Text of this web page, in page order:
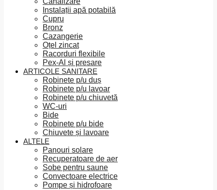
Instalații apă potabilă
Cupru
Bronz
Cazangerie
Oțel zincat
Racorduri flexibile
Pex-Al și presare
ARTICOLE SANITARE
Robinete p/u duș
Robinete p/u lavoar
Robinete p/u chiuvetă
WC-uri
Bide
Robinete p/u bide
Chiuvete și lavoare
ALTELE
Panouri solare
Recuperatoare de aer
Sobe pentru saune
Convectoare electrice
Pompe și hidrofoare